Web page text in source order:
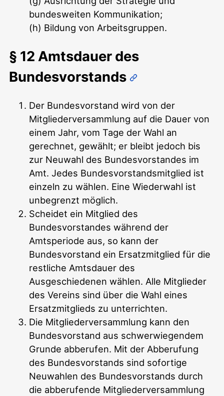
bundesweiten Kommunikation;
(h) Bildung von Arbeitsgruppen.
§ 12 Amtsdauer des
Bundesvorstands
Der Bundesvorstand wird von der
Mitgliederversammlung auf die Dauer von
einem Jahr, vom Tage der Wahl an
gerechnet, gewählt; er bleibt jedoch bis
zur Neuwahl des Bundesvorstandes im
Amt. Jedes Bundesvorstandsmitglied ist
einzeln zu wählen. Eine Wiederwahl ist
unbegrenzt möglich.
Scheidet ein Mitglied des
Bundesvorstandes während der
Amtsperiode aus, so kann der
Bundesvorstand ein Ersatzmitglied für die
restliche Amtsdauer des
Ausgeschiedenen wählen. Alle Mitglieder
des Vereins sind über die Wahl eines
Ersatzmitglieds zu unterrichten.
Die Mitgliederversammlung kann den
Bundesvorstand aus schwerwiegendem
Grunde abberufen. Mit der Abberufung
des Bundesvorstands sind sofortige
Neuwahlen des Bundesvorstands durch
die abberufende Mitgliederversammlung